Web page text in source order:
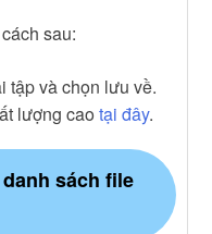
sau:
tập và chọn lưu về.
lượng cao tại đây.
sách file